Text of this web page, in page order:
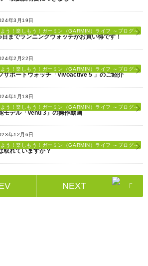
年3月19日
う！楽しもう！ガーミン（GARMIN）ライフ ～ブログ～
日までランニングウォッチがお買い得です！
年2月22日
う！楽しもう！ガーミン（GARMIN）ライフ ～ブログ～
サポートウォッチ「Vivoactive 5 」のご紹介
年1月18日
う！楽しもう！ガーミン（GARMIN）ライフ ～ブログ～
モデル「Venu 3」の操作動画
年12月6日
う！楽しもう！ガーミン（GARMIN）ライフ ～ブログ～
取れていますか？
NEXT